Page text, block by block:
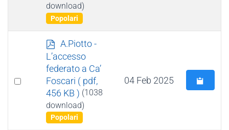
download)
Popolari
Select
p
d
f
A.Piotto -
L’accesso
federato a Ca’
Foscari ( pdf,
456 KB ) (1038
download)
Popolari
04 Feb 2025